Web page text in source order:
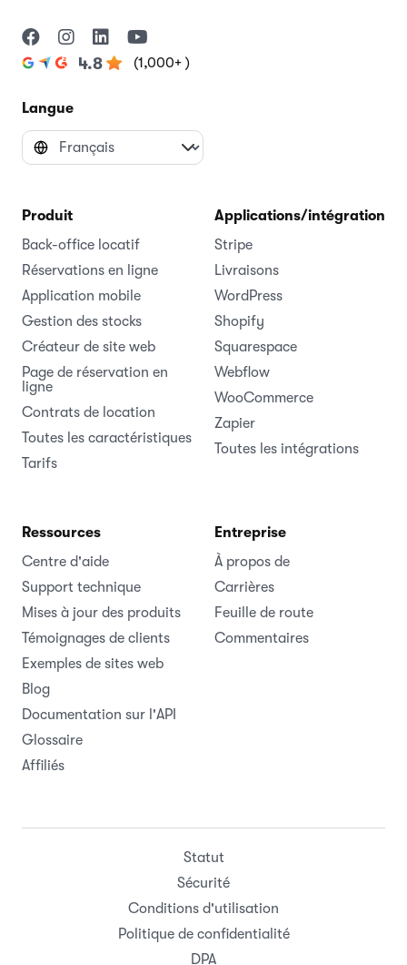
4.8 (1,000+ )
Langue
Produit
Back-office locatif
Réservations en ligne
Application mobile
Gestion des stocks
Créateur de site web
Page de réservation en
ligne
Contrats de location
Toutes les caractéristiques
Tarifs
Applications/intégrations
Stripe
Livraisons
WordPress
Shopify
Squarespace
Webflow
WooCommerce
Zapier
Toutes les intégrations
Ressources
Centre d'aide
Support technique
Mises à jour des produits
Témoignages de clients
Exemples de sites web
Blog
Documentation sur l'API
Glossaire
Affiliés
Entreprise
À propos de
Carrières
Feuille de route
Commentaires
Statut
Sécurité
Conditions d'utilisation
Politique de confidentialité
DPA